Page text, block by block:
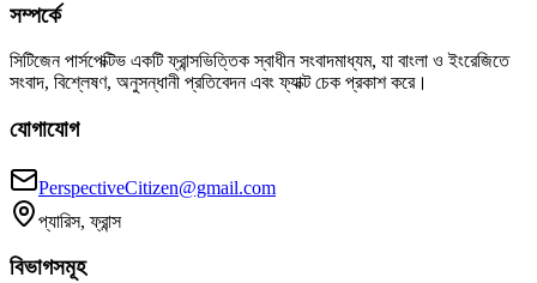
সম্পর্কে
সিটিজেন পার্সপেক্টিভ একটি ফ্রান্সভিত্তিক স্বাধীন সংবাদমাধ্যম, যা বাংলা ও ইংরেজিতে
সংবাদ, বিশ্লেষণ, অনুসন্ধানী প্রতিবেদন এবং ফ্যাক্ট চেক প্রকাশ করে।
যোগাযোগ
PerspectiveCitizen@gmail.com
প্যারিস, ফ্রান্স
বিভাগসমূহ